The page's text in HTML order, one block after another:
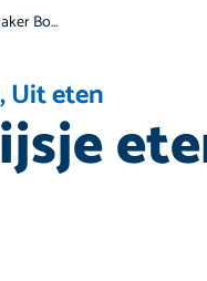
Lekker ijsje eten bij Laaker Boere ies
,Uit eten